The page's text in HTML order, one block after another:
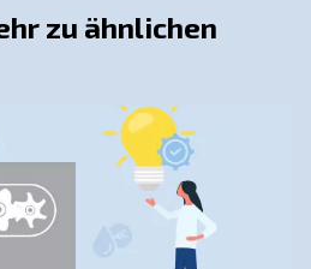
Wartungsarbeiten
Betrieb Ihrer
ein gut gewartetes
sondern auch die
weitere Informationen und
Druckreglers für Ihr
Sie ein Angebot an.